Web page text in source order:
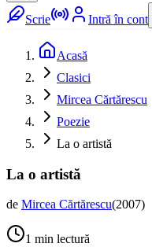
Scrie Intră în cont
Acasă
Clasici
Mircea Cărtărescu
Poezie
La o artistă
La o artistă
de Mircea Cărtărescu(2007)
1 min lectură